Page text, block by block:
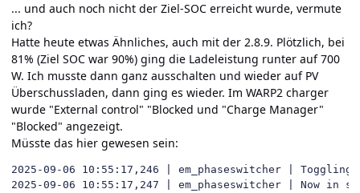
... und auch noch nicht der Ziel-SOC erreicht wurde, vermute
ich?
Hatte heute etwas Ähnliches, auch mit der 2.8.9. Plötzlich, bei
81% (Ziel SOC war 90%) ging die Ladeleistung runter auf 700
W. Ich musste dann ganz ausschalten und wieder auf PV
Überschussladen, dann ging es wieder. Im WARP2 charger
wurde "External control" "Blocked und "Charge Manager"
"Blocked" angezeigt.
Müsste das hier gewesen sein:
2025-09-06 10:55:17,246 | em_phaseswitcher | Toggling
2025-09-06 10:55:17,247 | em_phaseswitcher | Now in